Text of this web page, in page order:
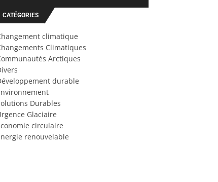
CATÉGORIES
climatique
Climatiques
Arctiques
durable
Durables
Glaciaire
circulaire
renouvelable